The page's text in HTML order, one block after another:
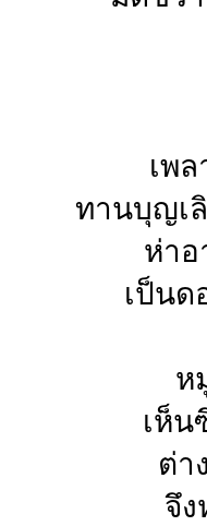
เพ
ทานบุญเ
ห่าอ
เป็นด
ห
เห็น
ต่า
จึง